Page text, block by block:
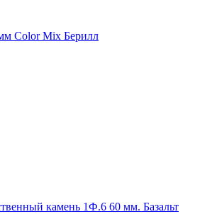
Color Mix Берилл
камень 1Ф.6 60 мм. Базальт